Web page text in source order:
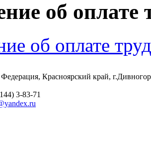
http://www.joomla3x.ru/joomla3-
об оплате
об оплате
Красноярский край,
3-83-71